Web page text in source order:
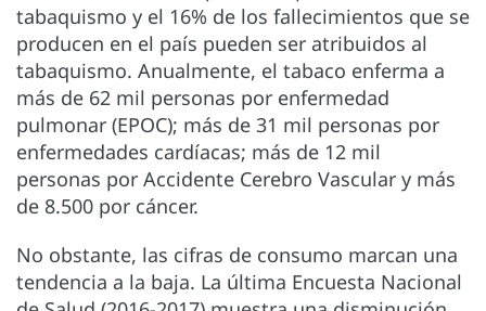
tabaquismo y el 16% de los fallecimientos que se
producen en el país pueden ser atribuidos al
tabaquismo. Anualmente, el tabaco enferma a
más de 62 mil personas por enfermedad
pulmonar (EPOC); más de 31 mil personas por
enfermedades cardíacas; más de 12 mil
personas por Accidente Cerebro Vascular y más
de 8.500 por cáncer.
No obstante, las cifras de consumo marcan una
tendencia a la baja. La última Encuesta Nacional